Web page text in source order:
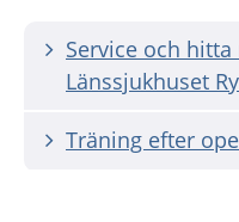
Service och hitta
Länssjukhuset
Träning efter